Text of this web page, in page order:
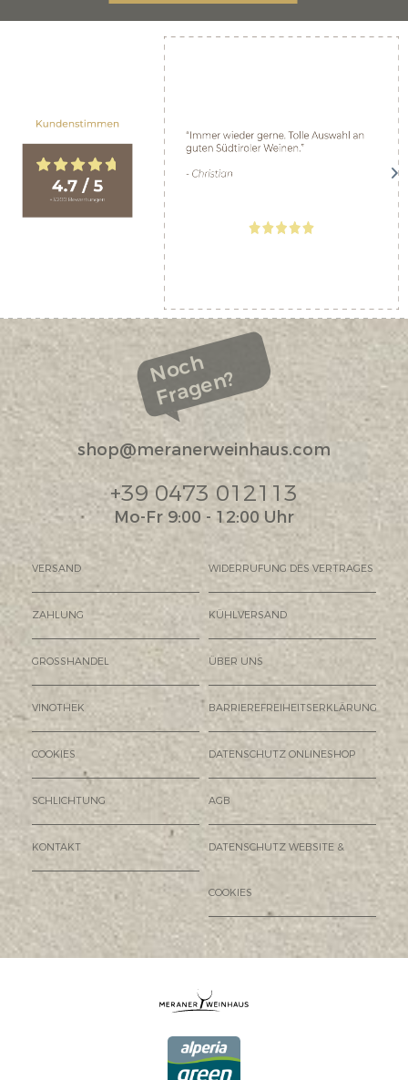
Noch
Fragen?
shop@meranerweinhaus.com
+39 0473 012113
Mo-Fr 9:00 - 12:00 Uhr
VERSAND WIDERRUFUNG DES VERTRAGES
ZAHLUNG KÜHLVERSAND
GROSSHANDEL ÜBER UNS
VINOTHEK BARRIEREFREIHEITSERKLÄRUNG
COOKIES DATENSCHUTZ ONLINESHOP
SCHLICHTUNG AGB
KONTAKT DATENSCHUTZ WEBSITE &
COOKIES